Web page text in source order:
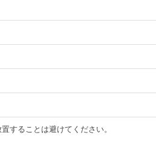
することは避けてください。